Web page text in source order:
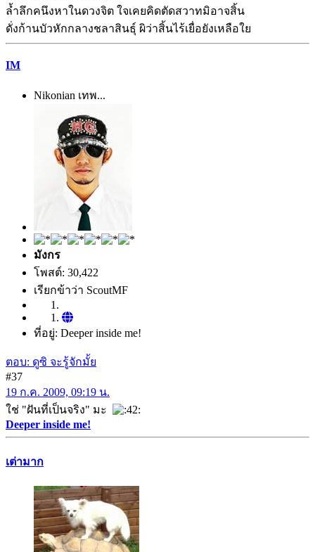
ล้ำลึกคนึงหาในดวงจิต ใจเคยคิดตัดสวาทมิอาจสิ้น
ดั่งก้านบัวหักกลางชลาสินธุ์ ผิว่าสิ้นไร้เยื่อยังเหลือใย
IM
Nikonian เทพ...
มังกร
โพสต์: 30,422
เรียกข้าว่า ScoutMF
ที่อยู่: Deeper inside me!
ตอบ: ดูซิ จะรู้จักมั้ย
#37
19 ก.ค. 2009, 09:19 น.
ใช่ "ฝันที่เป็นจริง" มะ
Deeper inside me!
เต่ามาก